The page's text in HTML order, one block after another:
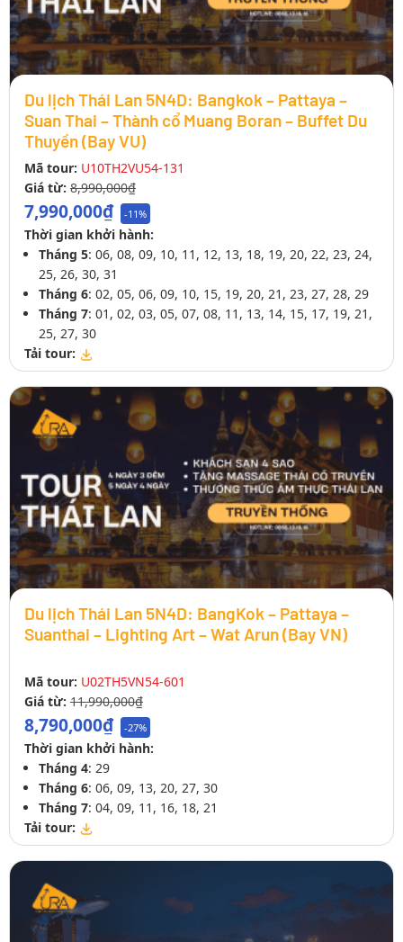
Du lịch Thái Lan 5N4D: Bangkok – Pattaya –
Suan Thai – Thành cổ Muang Boran – Buffet Du
Thuyền (Bay VU)
Mã tour: U10TH2VU54-131
Giá từ: 8,990,000₫
7,990,000₫ -11%
Thời gian khởi hành:
Tháng 5: 06, 08, 09, 10, 11, 12, 13, 18, 19, 20, 22, 23, 24,
25, 26, 30, 31
Tháng 6: 02, 05, 06, 09, 10, 15, 19, 20, 21, 23, 27, 28, 29
Tháng 7: 01, 02, 03, 05, 07, 08, 11, 13, 14, 15, 17, 19, 21,
25, 27, 30
Tải tour:
Du lịch Thái Lan 5N4D: BangKok – Pattaya –
Suanthai – Lighting Art – Wat Arun (Bay VN)
Mã tour: U02TH5VN54-601
Giá từ: 11,990,000₫
8,790,000₫ -27%
Thời gian khởi hành:
Tháng 4: 29
Tháng 6: 06, 09, 13, 20, 27, 30
Tháng 7: 04, 09, 11, 16, 18, 21
Tải tour: